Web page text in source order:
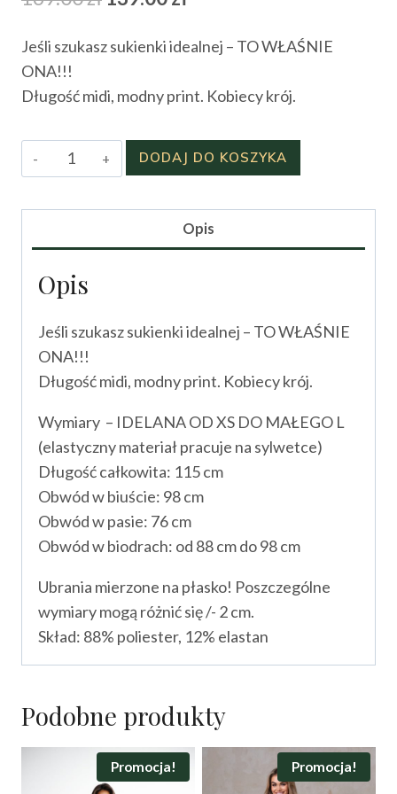
wynosiła:
169.00 zł.
wynosi:
139.00 zł.
Jeśli szukasz sukienki idealnej – TO WŁAŚNIE
ONA!!!
Długość midi, modny print. Kobiecy krój.
ilość
Sukienka
DODAJ DO KOSZYKA
Opis
Opis
Jeśli szukasz sukienki idealnej – TO WŁAŚNIE
ONA!!!
Długość midi, modny print. Kobiecy krój.
Wymiary – IDELANA OD XS DO MAŁEGO L
(elastyczny materiał pracuje na sylwetce)
Długość całkowita: 115 cm
Obwód w biuście: 98 cm
Obwód w pasie: 76 cm
Obwód w biodrach: od 88 cm do 98 cm
Ubrania mierzone na płasko! Poszczególne
wymiary mogą różnić się /- 2 cm.
Skład: 88% poliester, 12% elastan
Podobne produkty
Promocja! Promocja!